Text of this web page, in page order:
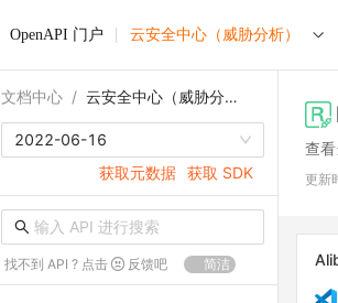
OpenAPI 门户 云安全中心（威胁分析）
文档中心 / 云安全中心（威胁分析）
2022-06-16
获取元数据 获取 SDK
找不到 API ? 点击 反馈吧 简洁
查
更新